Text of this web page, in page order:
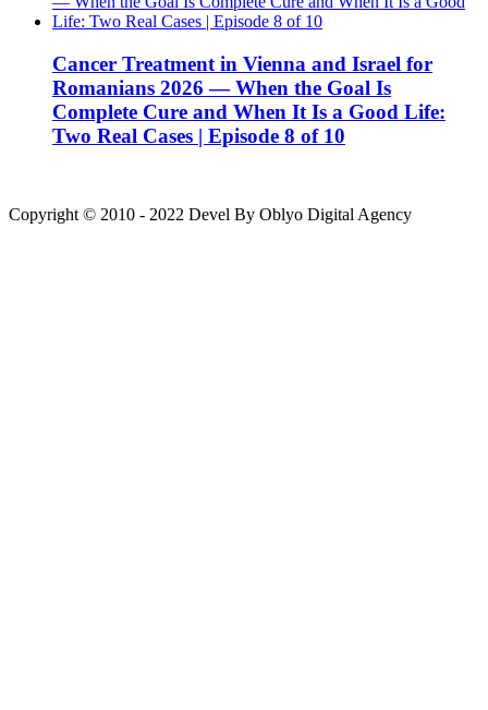
Cancer Treatment in Vienna and Israel for
Romanians 2026 — When the Goal Is
Complete Cure and When It Is a Good Life:
Two Real Cases | Episode 8 of 10
Copyright © 2010 - 2022 Devel By Oblyo Digital Agency